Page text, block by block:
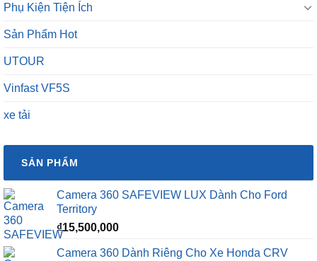
Phụ Kiện Tiện Ích
Sản Phẩm Hot
UTOUR
Vinfast VF5S
xe tải
SẢN PHẨM
Camera 360 SAFEVIEW LUX Dành Cho Ford
Territory
₫15,500,000
Camera 360 Dành Riêng Cho Xe Honda CRV